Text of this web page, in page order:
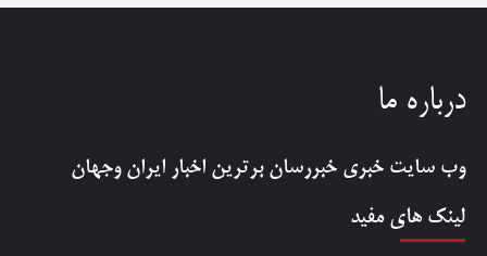
درباره ما
وب سایت خبری خبررسان برترین اخبار ایران وجهان
لینک های مفید